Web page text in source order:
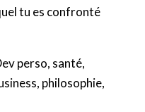
tu es confronté
perso, santé,
philosophie,